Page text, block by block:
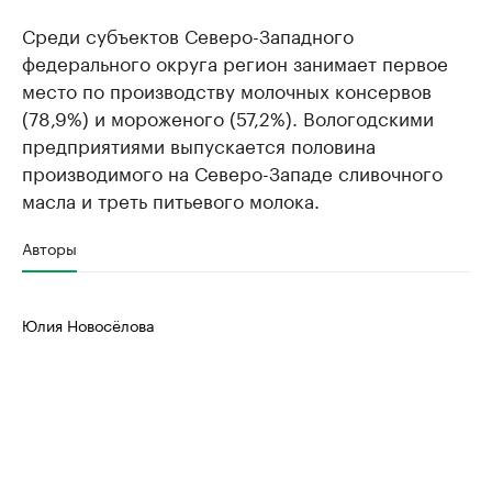
Среди субъектов Северо-Западного
федерального округа регион занимает первое
место по производству молочных консервов
(78,9%) и мороженого (57,2%). Вологодскими
предприятиями выпускается половина
производимого на Северо-Западе сливочного
масла и треть питьевого молока.
Авторы
Юлия Новосёлова